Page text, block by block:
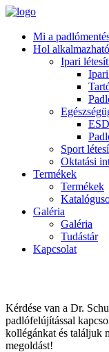
Mi a
Hol
Ipari
Sport
Oktatási
Termékek
Termékek
Galéria
Galéria
Tudástár
Kapcsolat
Kérdése van a Dr.
padlófelújítással
kollégánkat és találjuk
megoldást!